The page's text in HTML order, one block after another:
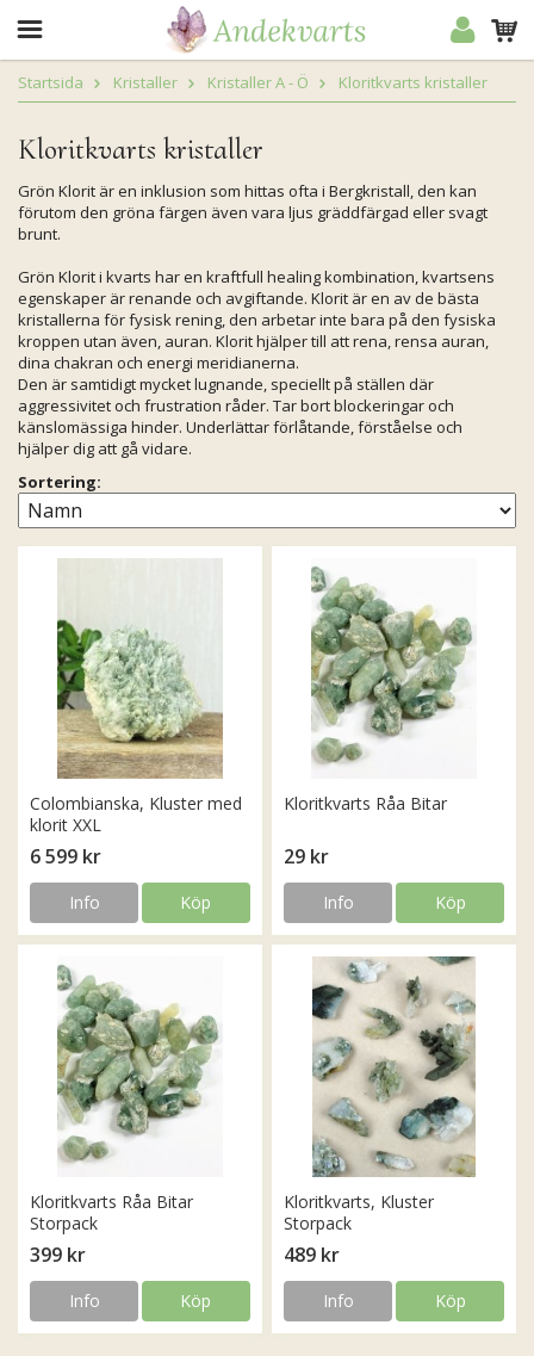
Startsida Kristaller Kristaller A - Ö Kloritkvarts kristaller
Kloritkvarts kristaller
Grön Klorit är en inklusion som hittas ofta i Bergkristall, den kan
förutom den gröna färgen även vara ljus gräddfärgad eller svagt
brunt.
Grön Klorit i kvarts har en kraftfull healing kombination, kvartsens
egenskaper är renande och avgiftande. Klorit är en av de bästa
kristallerna för fysisk rening, den arbetar inte bara på den fysiska
kroppen utan även, auran. Klorit hjälper till att rena, rensa auran,
dina chakran och energi meridianerna.
Den är samtidigt mycket lugnande, speciellt på ställen där
aggressivitet och frustration råder. Tar bort blockeringar och
känslomässiga hinder. Underlättar förlåtande, förståelse och
hjälper dig att gå vidare.
Sortering:
Colombianska, Kluster med
klorit XXL
6 599 kr
Info Köp
Kloritkvarts Råa Bitar
29 kr
Info Köp
Kloritkvarts Råa Bitar
Storpack
399 kr
Info Köp
Kloritkvarts, Kluster
Storpack
489 kr
Info Köp